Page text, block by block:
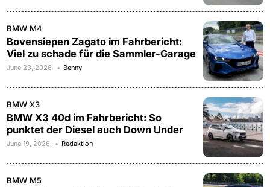
BMW M4
Bovensiepen Zagato im Fahrbericht:
Viel zu schade für die Sammler-Garage
June 23, 2026 Benny
BMW X3
BMW X3 40d im Fahrbericht: So
punktet der Diesel auch Down Under
June 19, 2026 Redaktion
BMW M5